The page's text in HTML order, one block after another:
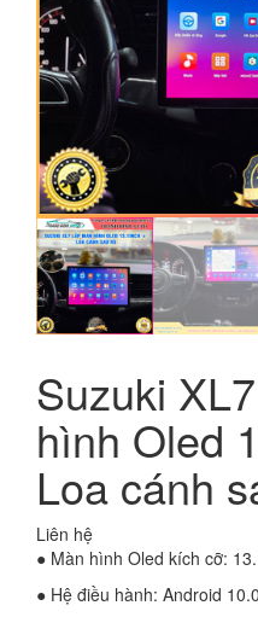
Suzuki
hình Oled
Loa cánh
Liên hệ
● Màn hình Oled kích cỡ:
● Hệ điều hành: Android 10.0